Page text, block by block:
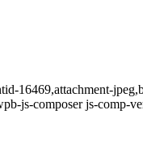
16469,attachment-
js-composer js-comp-